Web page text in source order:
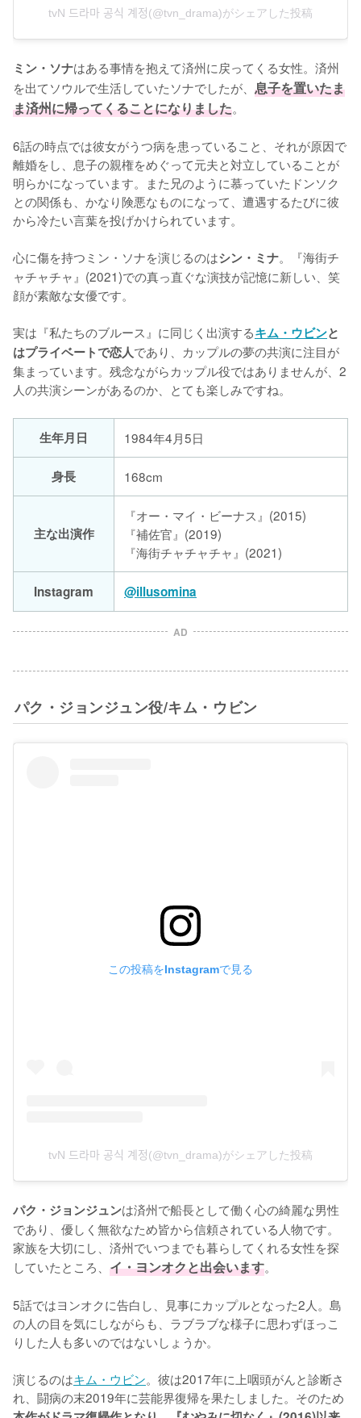
tvN 드라마 공식 계정(@tvn_drama)がシェアした投稿
ミン・ソナはある事情を抱えて済州に戻ってくる女性。済州
を出てソウルで生活していたソナでしたが、 息子を置いたま
ま済州に帰ってくることになりました。
6話の時点では彼女がうつ病を患っていること、それが原因で
離婚をし、息子の親権をめぐって元夫と対立していることが
明らかになっています。また兄のように慕っていたドンソク
との関係も、かなり険悪なものになって、遭遇するたびに彼
から冷たい言葉を投げかけられています。
心に傷を持つミン・ソナを演じるのはシン・ミナ。『海街チ
ャチャチャ』(2021)での真っ直ぐな演技が記憶に新しい、笑
顔が素敵な女優です。
実は『私たちのブルース』に同じく出演するキム・ウビンと
はプライベートで恋人であり、カップルの夢の共演に注目が
集まっています。残念ながらカップル役ではありませんが、2
人の共演シーンがあるのか、とても楽しみですね。
生年月日 1984年4月5日
身長 168cm
主な出演作
『オー・マイ・ビーナス』(2015)
『補佐官』(2019)
『海街チャチャチャ』(2021)
Instagram @illusomina
AD
パク・ジョンジュン役/キム・ウビン
この投稿をInstagramで見る
tvN 드라마 공식 계정(@tvn_drama)がシェアした投稿
パク・ジョンジュンは済州で船長として働く心の綺麗な男性
であり、優しく無欲なため皆から信頼されている人物です。
家族を大切にし、済州でいつまでも暮らしてくれる女性を探
していたところ、 イ・ヨンオクと出会います。
5話ではヨンオクに告白し、見事にカップルとなった2人。島
の人の目を気にしながらも、ラブラブな様子に思わずほっこ
りした人も多いのではないしょうか。
演じるのはキム・ウビン。彼は2017年に上咽頭がんと診断さ
れ、闘病の末2019年に芸能界復帰を果たしました。そのため